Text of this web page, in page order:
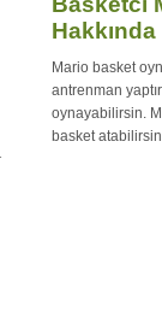
Hakkında
Mario basket
antrenman
oynayabilirsin.
basket